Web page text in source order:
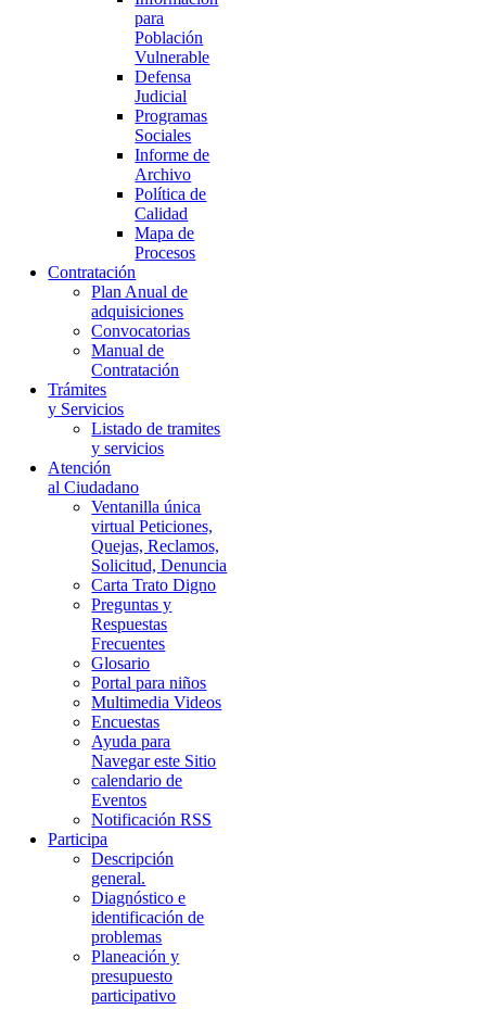
para
Población
Vulnerable
Defensa
Judicial
Programas
Sociales
Informe de
Archivo
Política de
Calidad
Mapa de
Procesos
Contratación
Plan Anual de
adquisiciones
Convocatorias
Manual de
Contratación
Trámites
y Servicios
Listado de tramites
y servicios
Atención
al Ciudadano
Ventanilla única
virtual Peticiones,
Quejas, Reclamos,
Solicitud, Denuncia
Carta Trato Digno
Preguntas y
Respuestas
Frecuentes
Glosario
Portal para niños
Multimedia Videos
Encuestas
Ayuda para
Navegar este Sitio
calendario de
Eventos
Notificación RSS
Participa
Descripción
general.
Diagnóstico e
identificación de
problemas
Planeación y
presupuesto
participativo